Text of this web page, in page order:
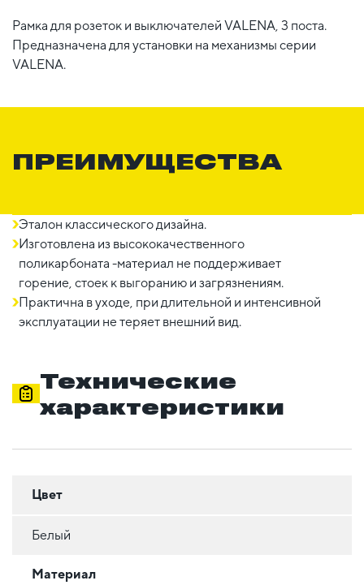
Рамка для розеток и выключателей VALENA, 3 поста.
Предназначена для установки на механизмы серии
VALENA.
ПРЕИМУЩЕСТВА
Эталон классического дизайна.
Изготовлена из высококачественного
поликарбоната -материал не поддерживает
горение, стоек к выгоранию и загрязнениям.
Практична в уходе, при длительной и интенсивной
эксплуатации не теряет внешний вид.
Технические
характеристики
Цвет
Белый
Материал